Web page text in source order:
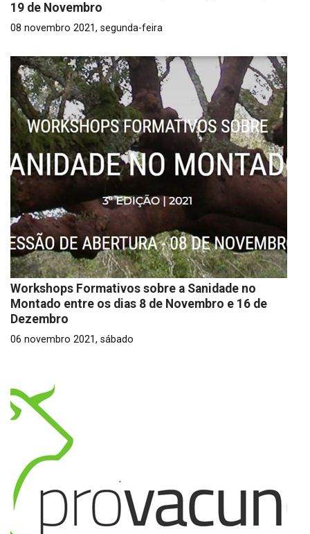
19 de Novembro
08 novembro 2021, segunda-feira
Workshops Formativos sobre a Sanidade no
Montado entre os dias 8 de Novembro e 16 de
Dezembro
06 novembro 2021, sábado